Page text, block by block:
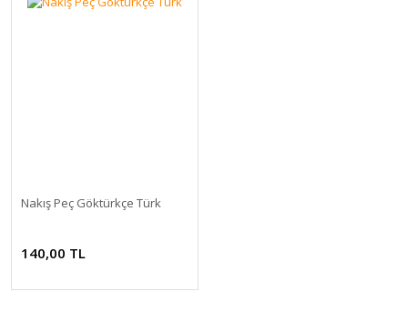
Nakış Peç Göktürkçe Türk
140,00 TL